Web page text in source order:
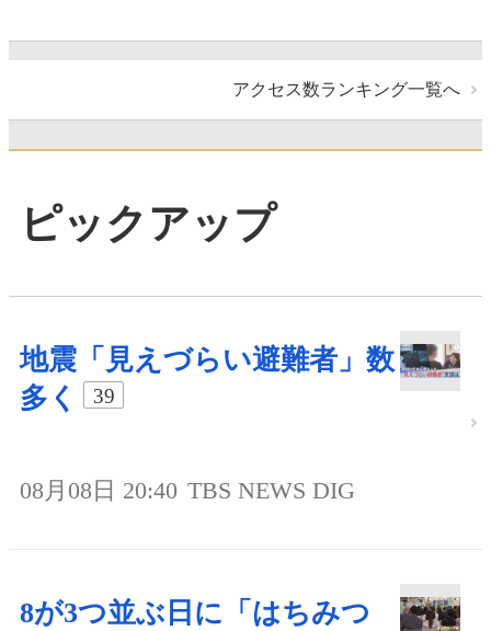
アクセス数ランキング一覧へ
ピックアップ
地震「見えづらい避難者」数
多く
39
08月08日 20:40 TBS NEWS DIG
8が3つ並ぶ日に「はちみつ